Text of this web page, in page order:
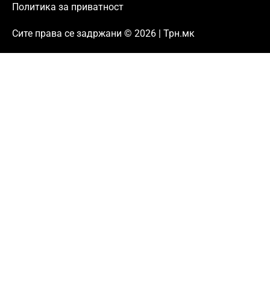
Политика за приватност
Сите права се задржани © 2026 | Трн.мк